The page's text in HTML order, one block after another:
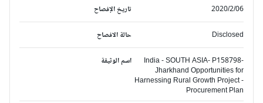
تاريخ الإفصاح 2020/2/06
حالة الافصاح Disclosed
اسم الوثيقة
India - SOUTH ASIA- P158798-
Jharkhand Opportunities for
Harnessing Rural Growth Project -
Procurement Plan